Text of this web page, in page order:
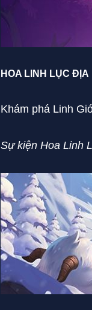
HOA LINH LỤC ĐỊA
Khám phá Linh
Sự kiện Hoa Linh